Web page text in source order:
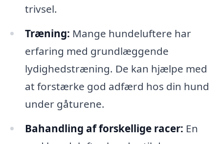
trivsel.
Træning: Mange hundeluftere har
erfaring med grundlæggende
lydighedstræning. De kan hjælpe med
at forstærke god adfærd hos din hund
under gåturene.
Bahandling af forskellige racer: En